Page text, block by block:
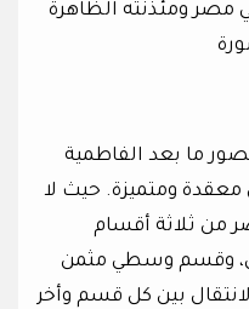
في مصر ومئذنته الظاهرة
ما بعد الفاطمية
معقدة ومتميزة. حيث لا
من ثلاثة أقسام
وقسم وسطي مثمن
بين كل قسم وأخر